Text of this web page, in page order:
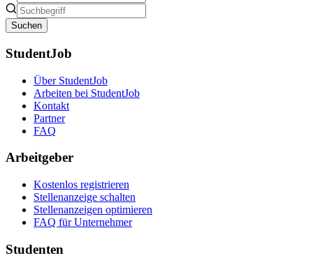
Suchen
StudentJob
Über StudentJob
Arbeiten bei StudentJob
Kontakt
Partner
FAQ
Arbeitgeber
Kostenlos registrieren
Stellenanzeige schalten
Stellenanzeigen optimieren
FAQ für Unternehmer
Studenten